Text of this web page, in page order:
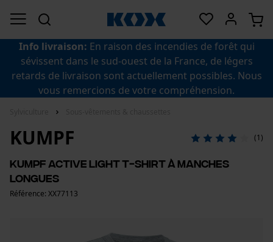
Info livraison: En raison des incendies de forêt qui
sévissent dans le sud-ouest de la France, de légers
retards de livraison sont actuellement possibles. Nous
vous remercions de votre compréhension.
KUMPF (1)
Kumpf Active Light T-shirt à manches
longues
Référence: XX77113